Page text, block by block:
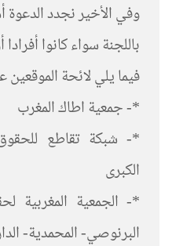
وفي الأخير نجدد الدعوة
باللجنة سواء كانوا
فيما يلي لائحة الموقعين
*- جمعية اطاك المغرب
*- شبكة تقاطع للحقوق
الكبرى
*- الجمعية المغربية
البرنوصي- المحمدية-